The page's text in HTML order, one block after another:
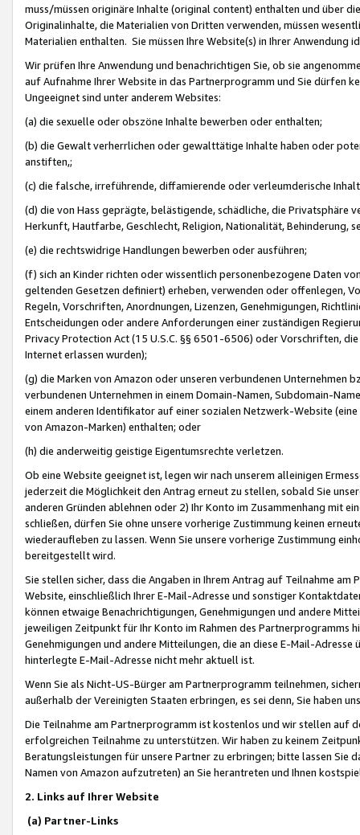
muss/müssen originäre Inhalte (original content) enthalten und über
Originalinhalte, die Materialien von Dritten verwenden, müssen
Materialien enthalten. Sie müssen Ihre Website(s) in Ihrer Anwendung
Wir prüfen Ihre Anwendung und benachrichtigen Sie, ob sie
auf Aufnahme Ihrer Website in das Partnerprogramm und Sie dürfen
Ungeeignet sind unter anderem Websites:
(a) die sexuelle oder obszöne Inhalte bewerben oder enthalten;
(b) die Gewalt verherrlichen oder gewalttätige Inhalte haben oder
anstiften,;
(c) die falsche, irreführende, diffamierende oder verleumderische
(d) die von Hass geprägte, belästigende, schädliche, die Privatsphäre
Herkunft, Hautfarbe, Geschlecht, Religion, Nationalität, Behinderung,
(e) die rechtswidrige Handlungen bewerben oder ausführen;
(f) sich an Kinder richten oder wissentlich personenbezogene Daten
geltenden Gesetzen definiert) erheben, verwenden oder offenlegen,
Regeln, Vorschriften, Anordnungen, Lizenzen, Genehmigungen,
Entscheidungen oder andere Anforderungen einer zuständigen
Privacy Protection Act (15 U.S.C. §§ 6501-6506) oder Vorschriften,
Internet erlassen wurden);
(g) die Marken von Amazon oder unseren verbundenen Unternehmen
verbundenen Unternehmen in einem Domain-Namen, Subdomain-
einem anderen Identifikator auf einer sozialen Netzwerk-Website
von Amazon-Marken) enthalten; oder
(h) die anderweitig geistige Eigentumsrechte verletzen.
Ob eine Website geeignet ist, legen wir nach unserem alleinigen
jederzeit die Möglichkeit den Antrag erneut zu stellen, sobald Sie
anderen Gründen ablehnen oder 2) Ihr Konto im Zusammenhang mit
schließen, dürfen Sie ohne unsere vorherige Zustimmung keinen
wiederaufleben zu lassen. Wenn Sie unsere vorherige Zustimmung
bereitgestellt wird.
Sie stellen sicher, dass die Angaben in Ihrem Antrag auf Teilnahme
Website, einschließlich Ihrer E-Mail-Adresse und sonstiger
können etwaige Benachrichtigungen, Genehmigungen und andere
jeweiligen Zeitpunkt für Ihr Konto im Rahmen des Partnerprogramms
Genehmigungen und andere Mitteilungen, die an diese E-Mail-
hinterlegte E-Mail-Adresse nicht mehr aktuell ist.
Wenn Sie als Nicht-US-Bürger am Partnerprogramm teilnehmen,
außerhalb der Vereinigten Staaten erbringen, es sei denn, Sie haben
Die Teilnahme am Partnerprogramm ist kostenlos und wir stellen auf
erfolgreichen Teilnahme zu unterstützen. Wir haben zu keinem
Beratungsleistungen für unsere Partner zu erbringen; bitte lassen Sie
Namen von Amazon aufzutreten) an Sie herantreten und Ihnen
2. Links auf Ihrer Website
(a) Partner-Links